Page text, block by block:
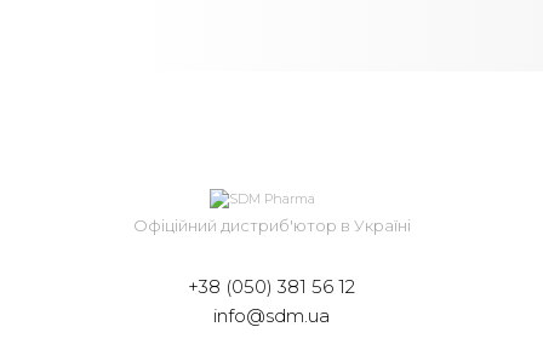
Офіційний дистриб'ютор в Україні
+38 (050) 381 56 12
info@sdm.ua